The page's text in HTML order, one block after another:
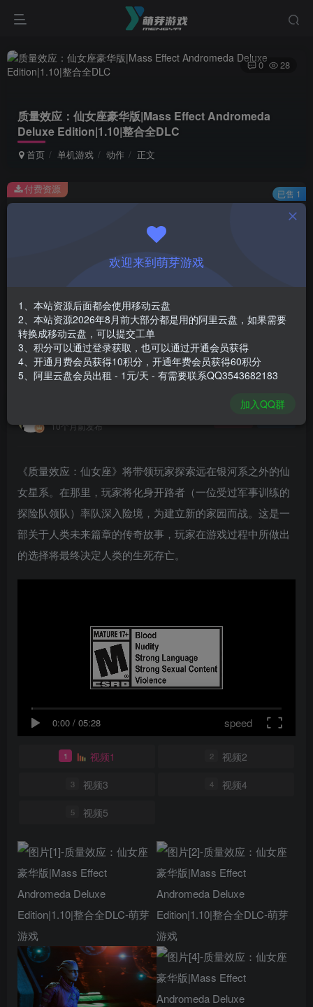
质量效应：仙女座豪华版|Mass Effect Andromeda
Deluxe Edition|1.10|整合全DLC
首页 单机游戏 动作 正文
0 28
此内容为付费资源，请付费后查看
￥1
免费
登录购买
安装包大小
游戏本体大小
52.56 GB
付费资源 已售 1
10个月前发布
《质量效应：仙女座》将带领玩家探索远在银河系之外的仙
女星系。在那里，玩家将化身开路者（一位受过军事训练的
探险队领队）率队深入险境，为建立新的家园而战。这是一
部关于人类未来篇章的传奇故事，玩家在游戏过程中所做出
的选择将最终决定人类的生死存亡。
0:00 / 05:28 speed
1 视频1 2 视频2
3 视频3 4 视频4
5 视频5
欢迎来到萌芽游戏
1、本站资源后面都会使用移动云盘
2、本站资源2026年8月前大部分都是用的阿里云盘，如果需要
转换成移动云盘，可以提交工单
3、积分可以通过登录获取，也可以通过开通会员获得
4、开通月费会员获得10积分，开通年费会员获得60积分
5、阿里云盘会员出租 - 1元/天 - 有需要联系QQ3543682183
加入QQ群